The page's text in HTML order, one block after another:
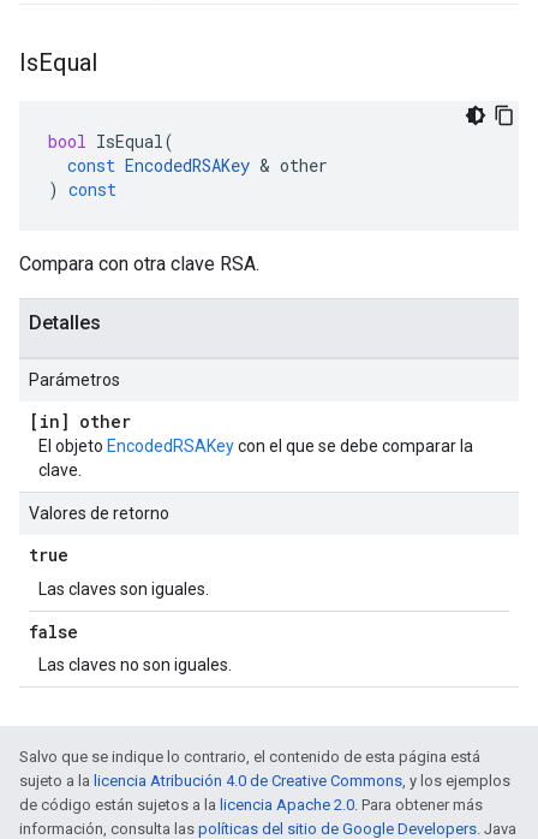
IsEqual
bool IsEqual(
const EncodedRSAKey & other
) const
Compara con otra clave RSA.
Detalles
Parámetros
[in] other
El objeto EncodedRSAKeycon el que se debe comparar la
clave.
Valores de retorno
true
Las claves son iguales.
false
Las claves no son iguales.
Salvo que se indique lo contrario, el contenido de esta página está
sujeto a la licencia Atribución 4.0 de Creative Commons, y los ejemplos
de código están sujetos a la licencia Apache 2.0. Para obtener más
información, consulta las políticas del sitio de Google Developers. Java